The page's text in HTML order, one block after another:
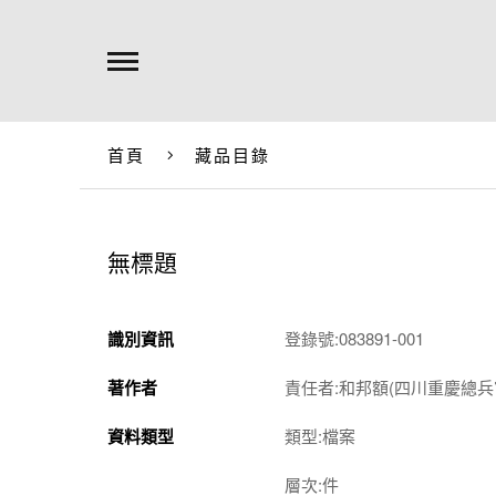
首頁 藏品目錄
無標題
識別資訊 登錄號:083891-001
著作者 責任者:和邦額(四川重慶總
資料類型 類型:檔案
層次:件